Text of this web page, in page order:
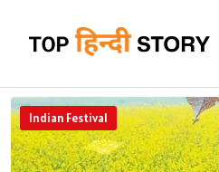
Indian Festival